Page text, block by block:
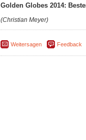
Golden Globes 2014:
(Christian Meyer)
Weitersagen Feedback